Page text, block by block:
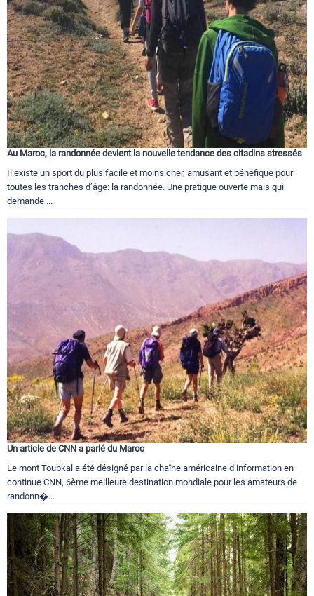
Circuits touristiques
Tourisme
Régions
Contact
Au Maroc, la randonnée devient la nouvelle tendance des citadins stressés
Il existe un sport du plus facile et moins cher, amusant et bénéfique pour
toutes les tranches d’âge: la randonnée. Une pratique ouverte mais qui
demande ...
Un article de CNN a parlé du Maroc
Le mont Toubkal a été désigné par la chaîne américaine d’information en
continue CNN, 6ème meilleure destination mondiale pour les amateurs de
randonn�...